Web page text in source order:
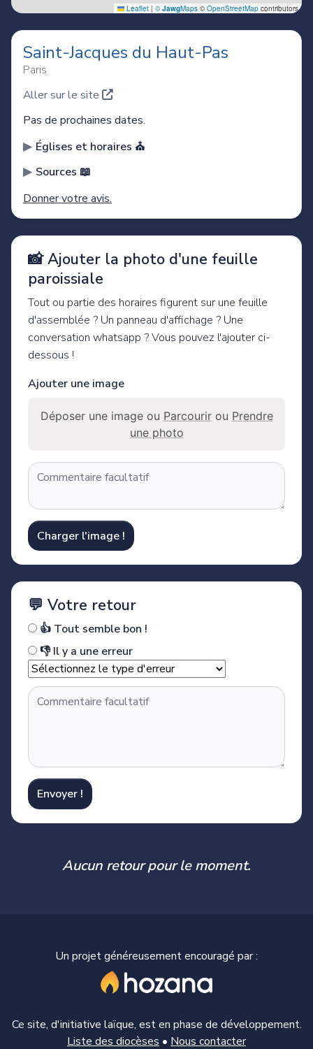
Saint-Jacques du Haut-Pas
Paris
Aller sur le site
Pas de prochaines dates.
Églises et horaires ⛪️
Sources 📖
Donner votre avis.
📸 Ajouter la photo d'une feuille
paroissiale
Tout ou partie des horaires figurent sur une feuille
d'assemblée ? Un panneau d'affichage ? Une
conversation whatsapp ? Vous pouvez l'ajouter ci-
dessous !
Ajouter une image
Déposer une image ou Parcourirou Prendre
une photo
Charger l'image !
💬 Votre retour
👍 Tout semble bon !
👎 Il y a une erreur
Envoyer !
Aucun retour pour le moment.
Un projet généreusement encouragé par :
Ce site, d'initiative laïque, est en phase de développement.
Liste des diocèses • Nous contacter